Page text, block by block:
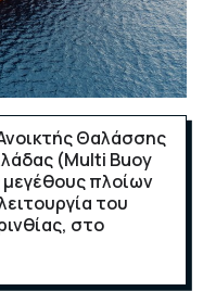
Θαλάσσης
(Multi Buoy
πλοίων
του
στο